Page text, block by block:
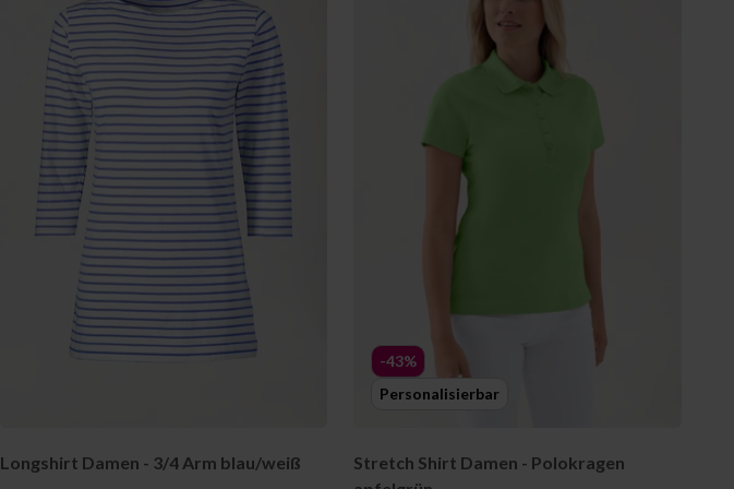
Longshirt Damen - 3/4 Arm blau/weiß
-43%
Personalisierbar
Stretch Shirt Damen - Polokragen